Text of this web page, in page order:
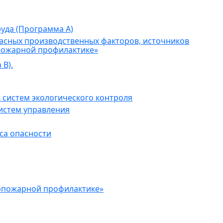
профилактике»
экологического контроля
управления
опасности
(Программа А)
производственных факторов, источников
В).
профилактике»